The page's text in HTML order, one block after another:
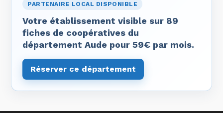
PARTENAIRE LOCAL DISPONIBLE
Votre établissement visible sur 89
fiches de coopératives du
département Aude pour 59€ par mois.
Réserver ce département